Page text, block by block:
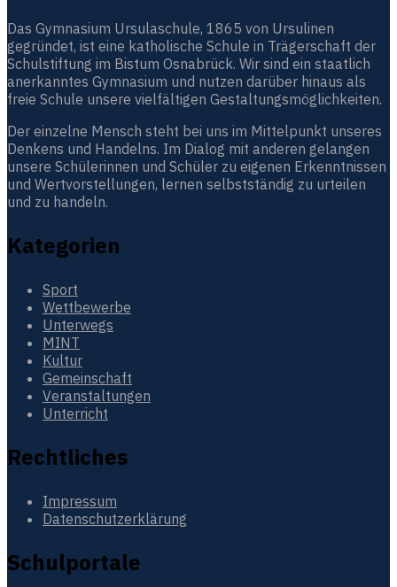
Das Gymnasium Ursulaschule, 1865 von Ursulinen
gegründet, ist eine katholische Schule in Trägerschaft der
Schulstiftung im Bistum Osnabrück. Wir sind ein staatlich
anerkanntes Gymnasium und nutzen darüber hinaus als
freie Schule unsere vielfältigen Gestaltungsmöglichkeiten.
Der einzelne Mensch steht bei uns im Mittelpunkt unseres
Denkens und Handelns. Im Dialog mit anderen gelangen
unsere Schülerinnen und Schüler zu eigenen Erkenntnissen
und Wertvorstellungen, lernen selbstständig zu urteilen
und zu handeln.
Kategorien
Sport
Wettbewerbe
Unterwegs
MINT
Kultur
Gemeinschaft
Veranstaltungen
Unterricht
Rechtliches
Impressum
Datenschutzerklärung
Schulportale